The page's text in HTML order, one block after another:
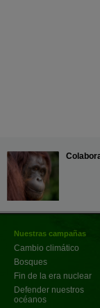
Nuestras campañas
Cambio climático
Bosques
Fin de la era nuclear
Defender nuestros
océanos